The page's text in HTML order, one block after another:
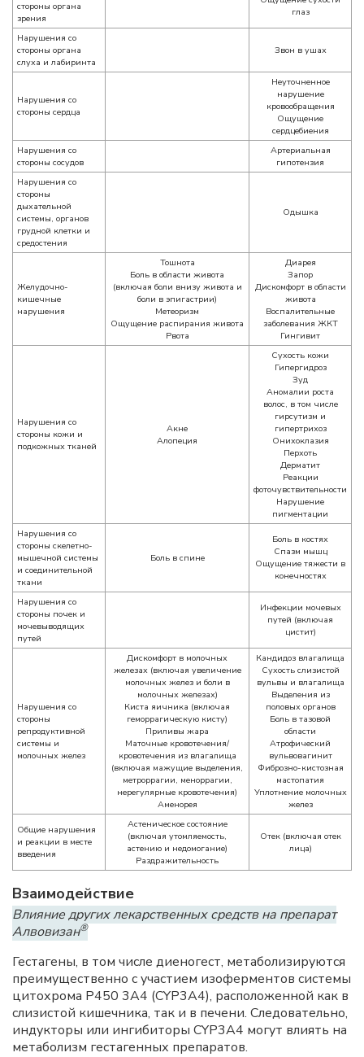
стороны органа
зрения
глаз
Нарушения со
стороны органа
слуха и лабиринта
Звон в ушах
Нарушения со
стороны сердца
Неуточненное
нарушение
кровообращения
Ощущение
сердцебиения
Нарушения со
стороны сосудов
Артериальная
гипотензия
Нарушения со
стороны
дыхательной
системы, органов
грудной клетки и
средостения
Одышка
Желудочно-
кишечные
нарушения
Тошнота
Боль в области живота
(включая боли внизу живота и
боли в эпигастрии)
Метеоризм
Ощущение распирания живота
Рвота
Диарея
Запор
Дискомфорт в области
живота
Воспалительные
заболевания ЖКТ
Гингивит
Нарушения со
стороны кожи и
подкожных тканей
Акне
Алопеция
Сухость кожи
Гипергидроз
Зуд
Аномалии роста
волос, в том числе
гирсутизм и
гипертрихоз
Онихоклазия
Перхоть
Дерматит
Реакции
фоточувствительности
Нарушение
пигментации
Нарушения со
стороны скелетно-
мышечной системы
и соединительной
ткани
Боль в спине
Боль в костях
Спазм мышц
Ощущение тяжести в
конечностях
Нарушения со
стороны почек и
мочевыводящих
путей
Инфекции мочевых
путей (включая
цистит)
Нарушения со
стороны
репродуктивной
системы и
молочных желез
Дискомфорт в молочных
железах (включая увеличение
молочных желез и боли в
молочных железах)
Киста яичника (включая
геморрагическую кисту)
Приливы жара
Маточные кровотечения/
кровотечения из влагалища
(включая мажущие выделения,
метроррагии, меноррагии,
нерегулярные кровотечения)
Аменорея
Кандидоз влагалища
Сухость слизистой
вульвы и влагалища
Выделения из
половых органов
Боль в тазовой
области
Атрофический
вульвовагинит
Фиброзно-кистозная
мастопатия
Уплотнение молочных
желез
Общие нарушения
и реакции в месте
введения
Астеническое состояние
(включая утомляемость,
астению и недомогание)
Раздражительность
Отек (включая отек
лица)
Взаимодействие
Влияние других лекарственных средств на препарат
Алвовизан®
Гестагены, в том числе диеногест, метаболизируются
преимущественно с участием изоферментов системы
цитохрома P450 3A4 (CYP3A4), расположенной как в
слизистой кишечника, так и в печени. Следовательно,
индукторы или ингибиторы CYP3A4 могут влиять на
метаболизм гестагенных препаратов.